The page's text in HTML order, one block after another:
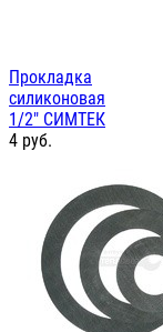
Прокладка
силиконовая
1/2" СИМТЕК
4 руб.